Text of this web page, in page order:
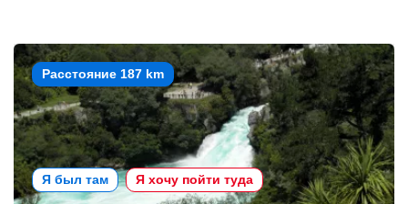
Расстояние 187 km
Я был там Я хочу пойти туда